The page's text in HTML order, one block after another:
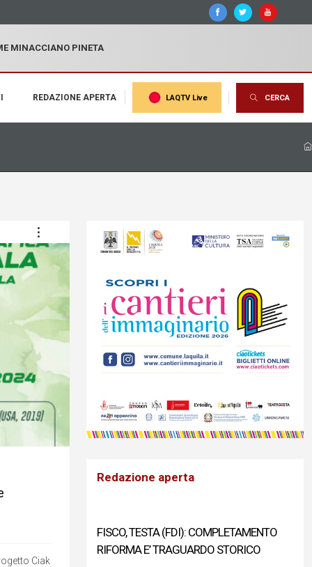
MINACCIANO PINETA
REDAZIONE APERTA LAQTV Live CERCA
Ciak
Redazione aperta
FISCO, TESTA (FDI): COMPLETAMENTO
RIFORMA E’ TRAGUARDO STORICO